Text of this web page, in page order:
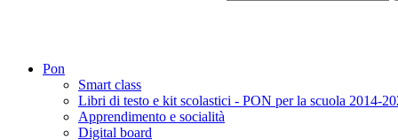
Pon
Smart class
Libri di testo e kit scolastici - PON per la scuola 2014-
Apprendimento e socialità
Digital board